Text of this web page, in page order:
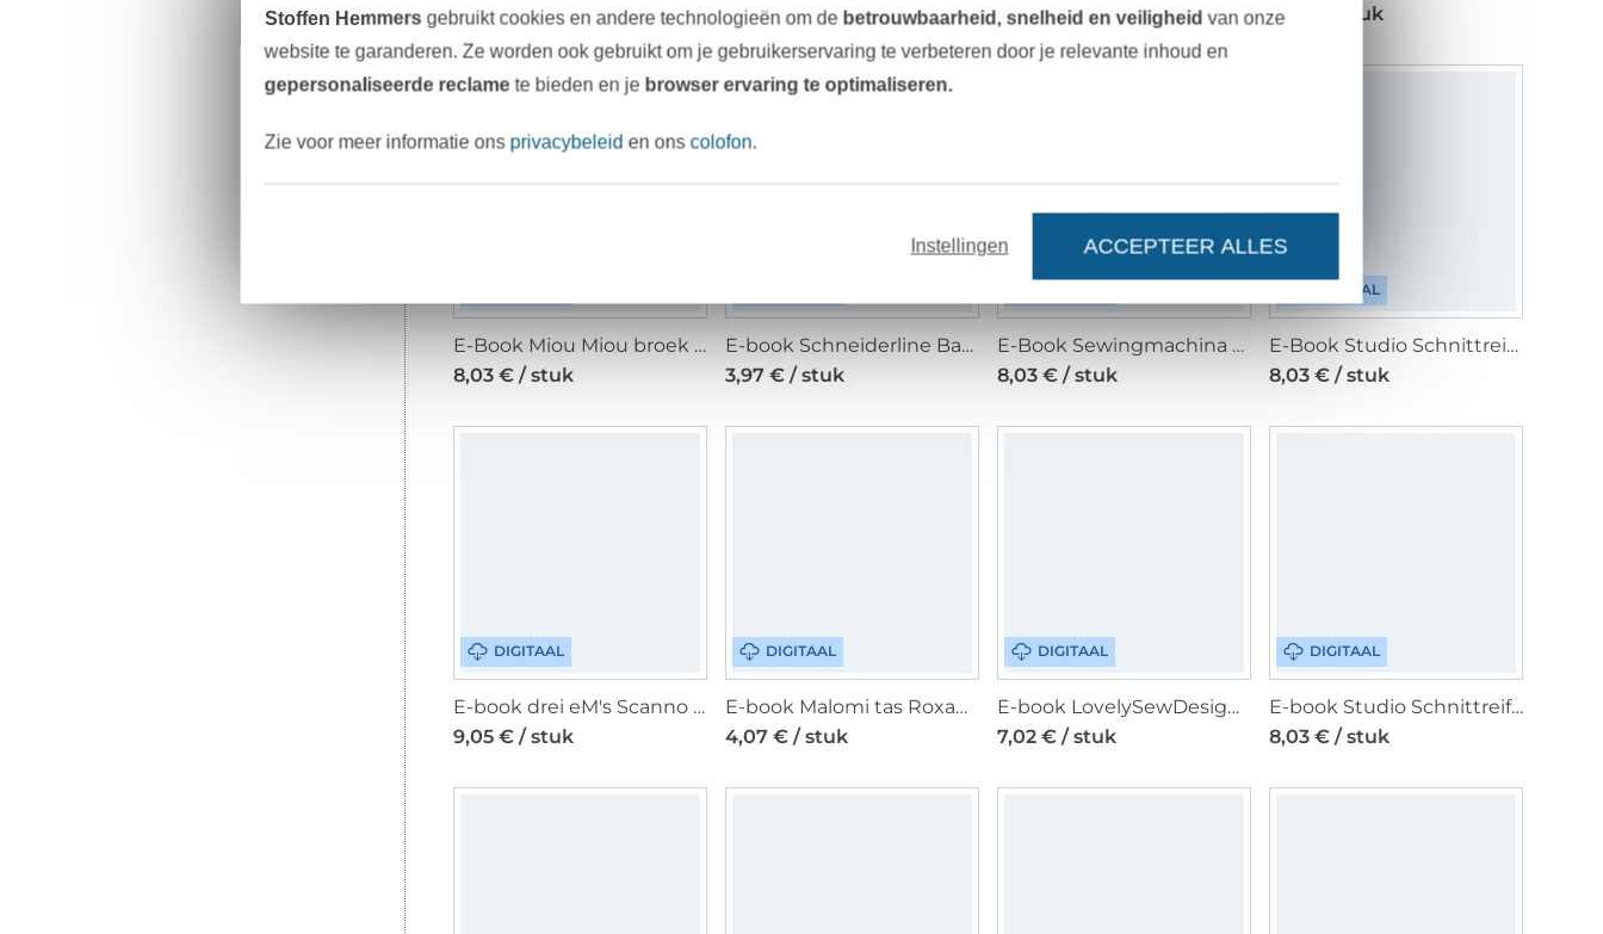
3,97 € / stuk
8,03 € / stuk
5,59 € / stuk
8,13 € / stuk
E-Book Miou Miou broek Marlene, Duits
8,03 € / stuk
E-book Schneiderline Basic Kleid Kids, Duits
3,97 € / stuk
E-Book Sewingmachina Palazzohose Peter, Duits & Engels
8,03 € / stuk
DIGITAAL
E-Book Studio Schnittreif Frau Konni, duits
8,03 € / stuk
DIGITAAL
E-book drei eM's Scanno Shorts Dames, Duits
9,05 € / stuk
DIGITAAL
E-book Malomi tas Roxane, Duits
4,07 € / stuk
DIGITAAL
E-book LovelySewDesign Lovely Lady Top, Duits
7,02 € / stuk
DIGITAAL
E-book Studio Schnittreif Damen Basictop Frau Jenny, Duits
8,03 € / stuk
Stoffen Hemmers gebruikt cookies en andere technologieën om de betrouwbaarheid, snelheid en veiligheid van onze
website te garanderen. Ze worden ook gebruikt om je gebruikerservaring te verbeteren door je relevante inhoud en
gepersonaliseerde reclamete bieden en je browser ervaring te optimaliseren.
Zie voor meer informatie ons privacybeleid en onscolofon.
Instellingen ACCEPTEER ALLES